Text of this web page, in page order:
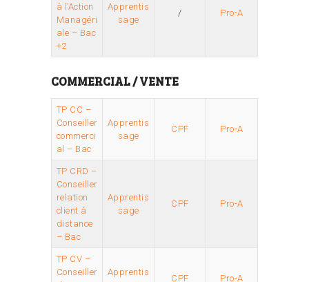
à l’Action
Managéri
ale – Bac
+2
Apprentis
sage
/ Pro-A
COMMERCIAL / VENTE
TP CC –
Conseiller
commerci
al – Bac
Apprentis
sage
CPF Pro-A
TP CRD –
Conseiller
relation
client à
distance
– Bac
Apprentis
sage
CPF Pro-A
TP CV –
Conseiller
Apprentis
CPF Pro-A